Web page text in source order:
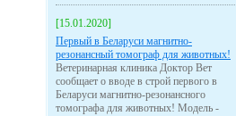
[15.01.2020]
Первый в Беларуси магнитно-
резонансный томограф для животных!
Ветеринарная клиника Доктор Вет
сообщает о вводе в строй первого в
Беларуси магнитно-резонансного
томографа для животных! Модель -